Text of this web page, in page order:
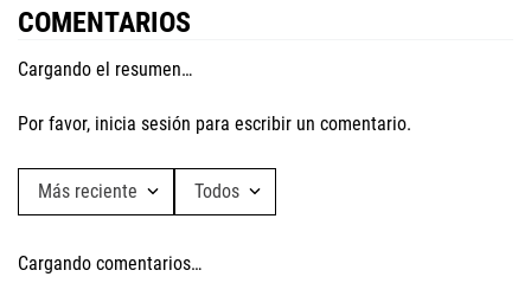
COMENTARIOS
Cargando el resumen…
Por favor, inicia sesión para escribir un comentario.
Más reciente Todos
Cargando comentarios…